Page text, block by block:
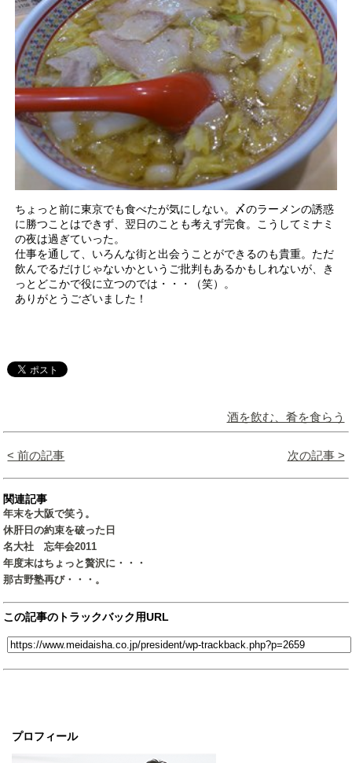
プロフィール
ちょっと前に東京でも食べたが気にしない。〆のラーメンの誘惑
に勝つことはできず、翌日のことも考えず完食。こうしてミナミ
の夜は過ぎていった。
仕事を通して、いろんな街と出会うことができるのも貴重。ただ
飲んでるだけじゃないかというご批判もあるかもしれないが、き
っとどこかで役に立つのでは・・・（笑）。
ありがとうございました！
酒を飲む、肴を食らう
< 前の記事 次の記事 >
関連記事
年末を大阪で笑う。
休肝日の約束を破った日
名大社 忘年会2011
年度末はちょっと贅沢に・・・
那古野塾再び・・・。
この記事のトラックバック用URL